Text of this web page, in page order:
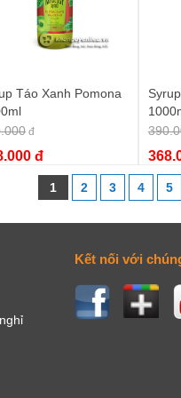
Táo Xanh Pomona
đ
đ
1 2 3 4 5
Kết nối với